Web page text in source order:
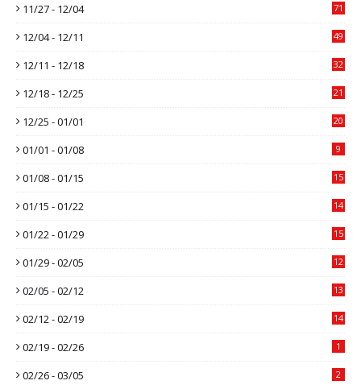
11/27 - 12/04 71
12/04 - 12/11 49
12/11 - 12/18 32
12/18 - 12/25 21
12/25 - 01/01 20
01/01 - 01/08 9
01/08 - 01/15 15
01/15 - 01/22 14
01/22 - 01/29 15
01/29 - 02/05 12
02/05 - 02/12 13
02/12 - 02/19 14
02/19 - 02/26 1
02/26 - 03/05 2